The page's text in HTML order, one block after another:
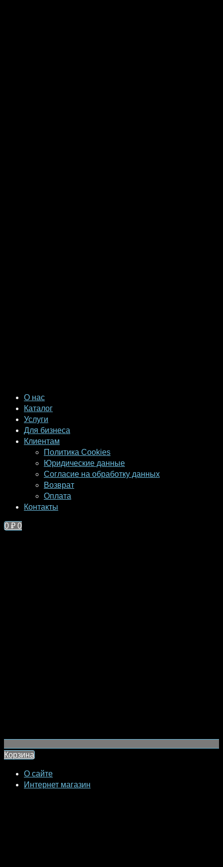
О нас
Каталог
Услуги
Для бизнеса
Клиентам
Политика Cookies
Юридические данные
Согласие на обработку данных
Возврат
Оплата
Контакты
0 ₽ 0
Корзина
О сайте
Интернет магазин